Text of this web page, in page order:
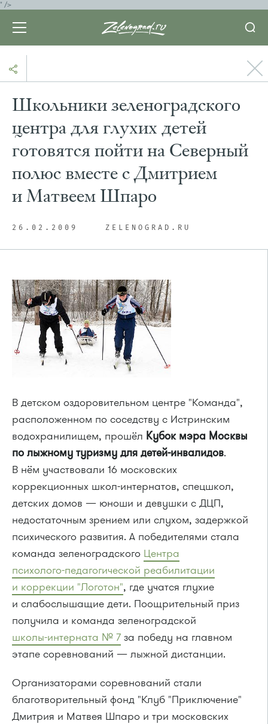
" />
Школьники зеленоградского
центра для глухих детей
готовятся пойти на Северный
полюс вместе с Дмитрием
и Матвеем Шпаро
26.02.2009 ZELENOGRAD.RU
В детском оздоровительном центре "Команда",
расположенном по соседству с Истринским
водохранилищем, прошёл Кубок мэра Москвы
по лыжному туризму для детей-инвалидов.
В нём участвовали 16 московских
коррекционных школ-интернатов, спецшкол,
детских домов — юноши и девушки с ДЦП,
недостаточным зрением или слухом, задержкой
психического развития. А победителями стала
команда зеленоградского Центра
психолого-педагогической реабилитации
и коррекции "Логотон", где учатся глухие
и слабослышащие дети. Поощрительный приз
получила и команда зеленоградской
школы-интерната № 7 за победу на главном
этапе соревнований — лыжной дистанции.
Организаторами соревнований стали
благотворительный фонд "Клуб "Приключение"
Дмитрия и Матвея Шпаро и три московских